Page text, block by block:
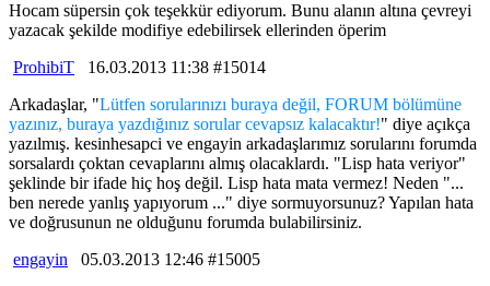
Hocam süpersin çok teşekkür ediyorum. Bunu alanın altına çevreyi
yazacak şekilde modifiye edebilirsek ellerinden öperim
ProhibiT 16.03.2013 11:38 #15014
Arkadaşlar, "Lütfen sorularınızı buraya değil, FORUM bölümüne
yazınız, buraya yazdığınız sorular cevapsız kalacaktır!" diye açıkça
yazılmış. kesinhesapci ve engayin arkadaşlarımız sorularını forumda
sorsalardı çoktan cevaplarını almış olacaklardı. "Lisp hata veriyor"
şeklinde bir ifade hiç hoş değil. Lisp hata mata vermez! Neden "...
ben nerede yanlış yapıyorum ..." diye sormuyorsunuz? Yapılan hata
ve doğrusunun ne olduğunu forumda bulabilirsiniz.
engayin 05.03.2013 12:46 #15005